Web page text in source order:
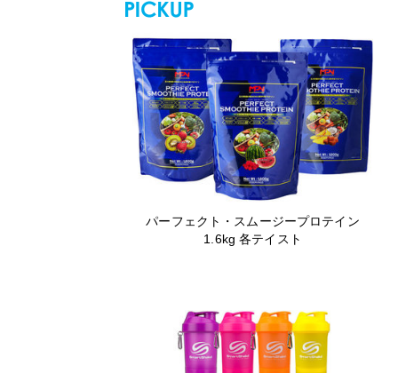
パーフェクト・スムージープロテイン
1.6kg 各テイスト